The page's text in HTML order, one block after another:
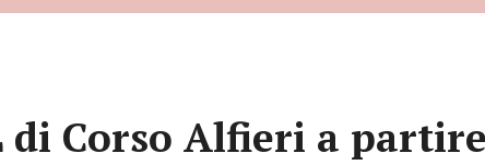
di Corso Alfieri a